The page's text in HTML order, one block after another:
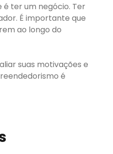
é ter um negócio. Ter
É importante que
ao longo do
suas motivações e
é